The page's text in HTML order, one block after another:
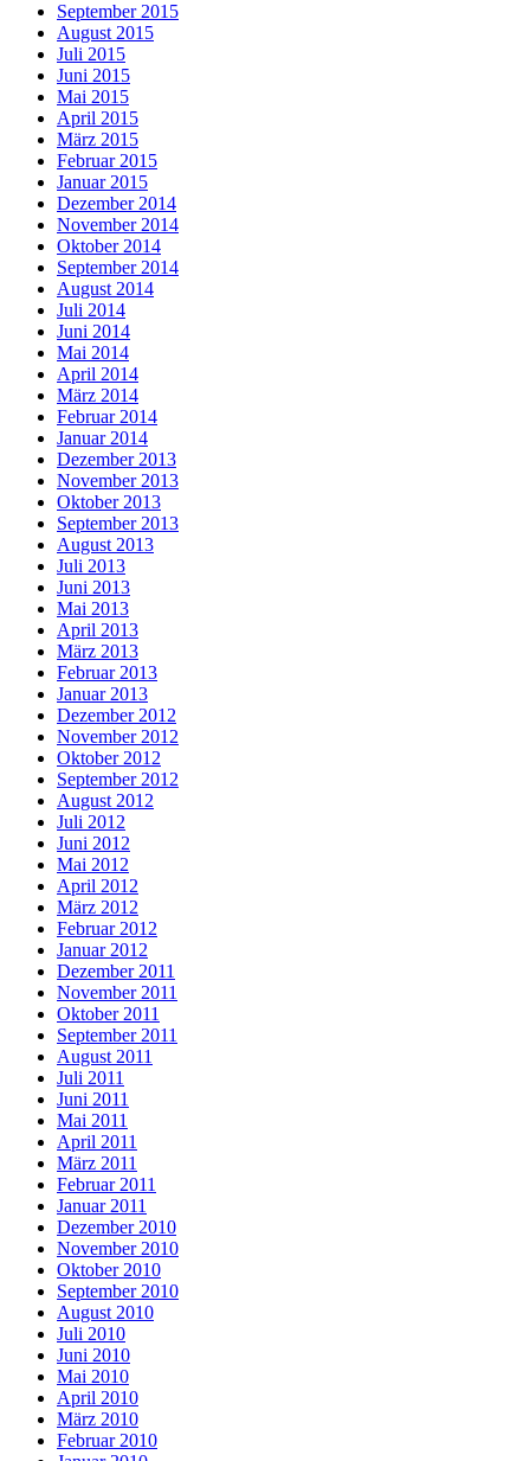
September 2015
August 2015
Juli 2015
Juni 2015
Mai 2015
April 2015
März 2015
Februar 2015
Januar 2015
Dezember 2014
November 2014
Oktober 2014
September 2014
August 2014
Juli 2014
Juni 2014
Mai 2014
April 2014
März 2014
Februar 2014
Januar 2014
Dezember 2013
November 2013
Oktober 2013
September 2013
August 2013
Juli 2013
Juni 2013
Mai 2013
April 2013
März 2013
Februar 2013
Januar 2013
Dezember 2012
November 2012
Oktober 2012
September 2012
August 2012
Juli 2012
Juni 2012
Mai 2012
April 2012
März 2012
Februar 2012
Januar 2012
Dezember 2011
November 2011
Oktober 2011
September 2011
August 2011
Juli 2011
Juni 2011
Mai 2011
April 2011
März 2011
Februar 2011
Januar 2011
Dezember 2010
November 2010
Oktober 2010
September 2010
August 2010
Juli 2010
Juni 2010
Mai 2010
April 2010
März 2010
Februar 2010